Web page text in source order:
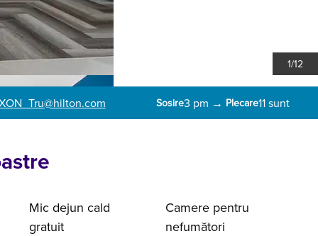
1/12
@hilton.com Sosire3 pm → Plecare11 sunt
Mic dejun cald
gratuit
Camere pentru
nefumători